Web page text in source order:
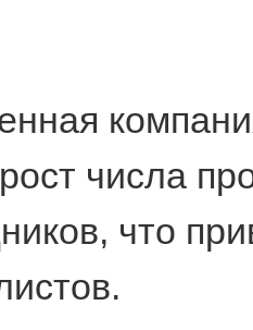
числа
что